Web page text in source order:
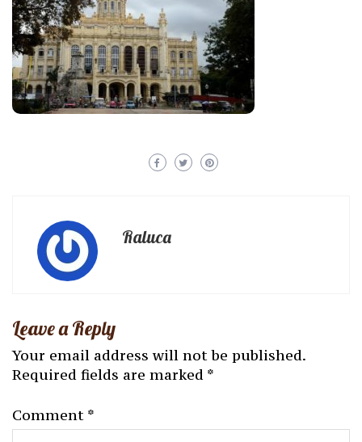
Raluca
Leave a Reply
Your email address will not be published.
Required fields are marked *
Comment *